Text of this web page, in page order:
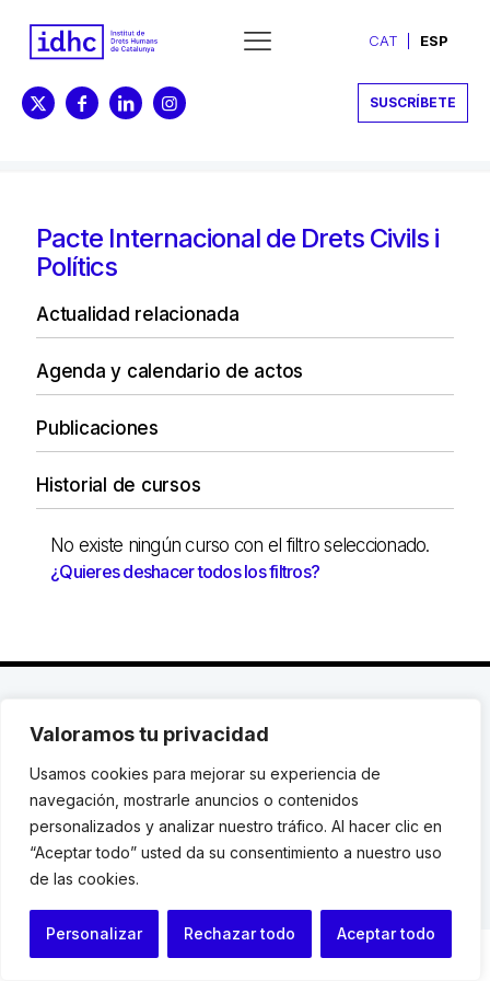
Valoramos tu privacidad
Usamos cookies para mejorar su experiencia de
navegación, mostrarle anuncios o contenidos
personalizados y analizar nuestro tráfico. Al hacer clic en
“Aceptar todo” usted da su consentimiento a nuestro uso
de las cookies.
Personalizar Rechazar todo Aceptar todo
CAT ESP
SUSCRÍBETE
Pacte Internacional de Drets Civils i
Polítics
Actualidad relacionada
Agenda y calendario de actos
Publicaciones
Historial de cursos
No existe ningún curso con el filtro seleccionado.
¿Quieres deshacer todos los filtros?
119 03 72| institut@idhc.org
© Institut de Drets Humans de Catalunya.
Aviso legal|Cookies |Contacto